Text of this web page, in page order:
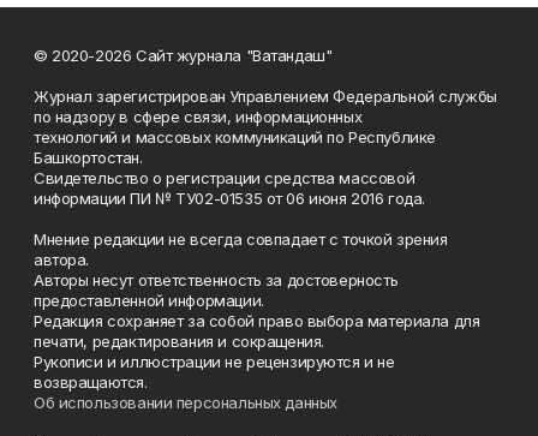
© 2020-2026 Сайт журнала "Ватандаш"
Журнал зарегистрирован Управлением Федеральной службы
по надзору в сфере связи, информационных
технологий и массовых коммуникаций по Республике
Башкортостан.
Свидетельство о регистрации средства массовой
информации ПИ № ТУ02-01535 от 06 июня 2016 года.
Мнение редакции не всегда совпадает с точкой зрения
автора.
Авторы несут ответственность за достоверность
предоставленной информации.
Редакция сохраняет за собой право выбора материала для
печати, редактирования и сокращения.
Рукописи и иллюстрации не рецензируются и не
возвращаются.
Об использовании персональных данных